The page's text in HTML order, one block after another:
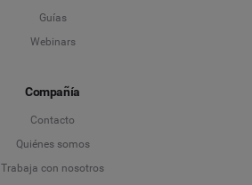
Guías
Webinars
Compañía
Contacto
Quiénes somos
Trabaja con nosotros